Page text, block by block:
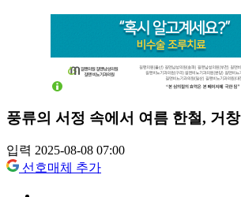
풍류의 서정 속에서 여름 한철, 거창
입력 2025-08-08 07:00
선호매체 추가